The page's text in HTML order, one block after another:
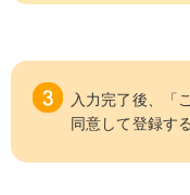
入力完了後、「
同意して登録す